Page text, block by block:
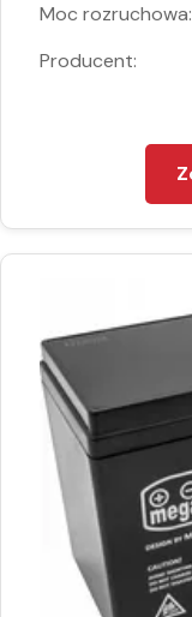
Moc rozruchowa:
Producent: